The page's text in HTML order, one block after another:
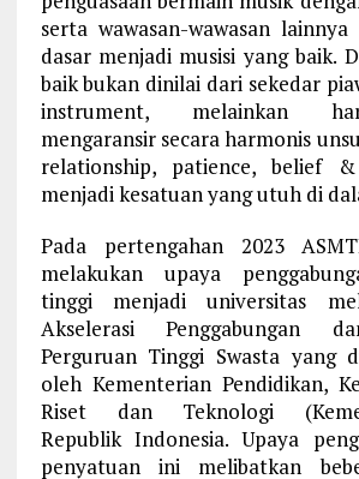
serta wawasan-wawasan
dasar menjadi musisi yang baik.
baik bukan dinilai dari sekedar
instrument, melainkan
mengaransir secara harmonis
relationship, patience, belief
menjadi kesatuan yang utuh di
Pada pertengahan 2023
melakukan upaya
tinggi menjadi universitas
Akselerasi Penggabungan
Perguruan Tinggi Swasta yang
oleh Kementerian Pendidikan,
Riset dan Teknologi
Republik Indonesia. Upaya
penyatuan ini melibatkan